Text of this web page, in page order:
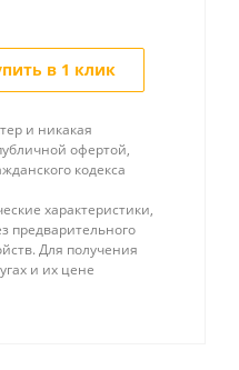
в 1 клик
и никакая
офертой,
кодекса
характеристики,
предварительного
Для получения
и их цене